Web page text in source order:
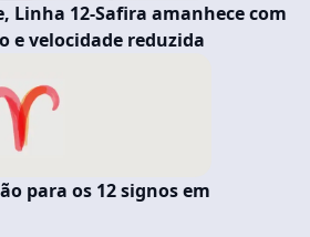
Linha 12-Safira amanhece com
e velocidade reduzida
para os 12 signos em